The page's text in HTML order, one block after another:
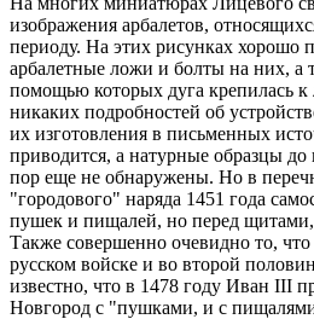
изображения арбалетов,
периоду. На этих рисунках хорошо
арбалетные ложи и болты на них, а
помощью которых дуга крепилась
никаких подробностей об
их изготовления в письменных
приводится, а натурные образцы
пор еще не обнаружены. Но в
"городового" наряда 1451 года
пушек и пищалей, но перед
Также совершенно очевидно то,
русском войске и во второй
известно, что в 1478 году Иван III
Новгород с "пушками, и с